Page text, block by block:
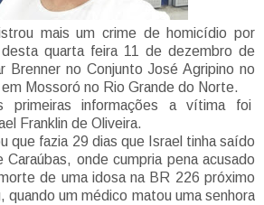
mais um crime de homicídio por
quarta feira 11 de dezembro de
Brenner no Conjunto José Agripino no
Mossoró no Rio Grande do Norte.
primeiras informações a vítima foi
Franklin de Oliveira.
que fazia 29 dias que Israel tinha saído
Caraúbas, onde cumpria pena acusado
de uma idosa na BR 226 próximo
quando um médico matou uma senhora